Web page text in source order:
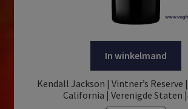
In winkelmand
Kendall Jackson | Vintner’s Reserve
California | Verenigde Staten |